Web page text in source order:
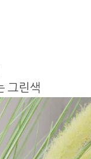
그린색